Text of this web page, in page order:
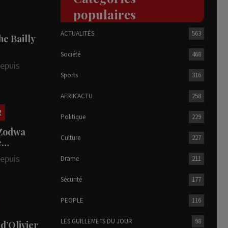
Bailly
populaires
ACTUALITÉS 563
Société 468
Sports 316
AFRIK'ACTU 258
Politique 229
Culture 227
Drame 211
Sécurité 177
PEOPLE 116
LES GUILLEMETS DU JOUR 98